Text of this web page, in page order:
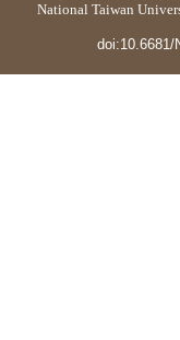
National Taiwan
doi:10.6681/